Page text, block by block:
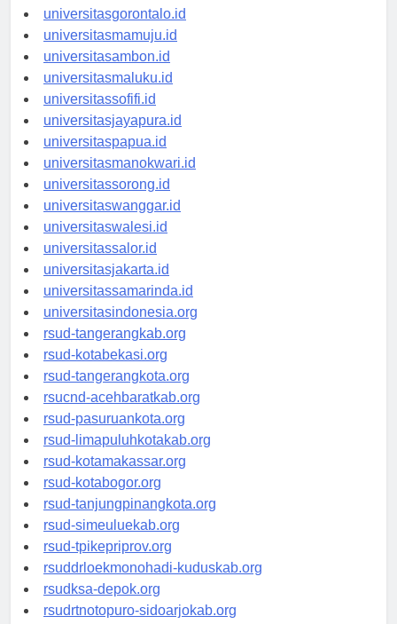
universitaskendari.id
universitasgorontalo.id
universitasmamuju.id
universitasambon.id
universitasmaluku.id
universitassofifi.id
universitasjayapura.id
universitaspapua.id
universitasmanokwari.id
universitassorong.id
universitaswanggar.id
universitaswalesi.id
universitassalor.id
universitasjakarta.id
universitassamarinda.id
universitasindonesia.org
rsud-tangerangkab.org
rsud-kotabekasi.org
rsud-tangerangkota.org
rsucnd-acehbaratkab.org
rsud-pasuruankota.org
rsud-limapuluhkotakab.org
rsud-kotamakassar.org
rsud-kotabogor.org
rsud-tanjungpinangkota.org
rsud-simeuluekab.org
rsud-tpikepriprov.org
rsuddrloekmonohadi-kuduskab.org
rsudksa-depok.org